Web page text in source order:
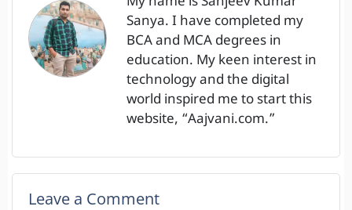
Sanya. I have completed my
BCA and MCA degrees in
education. My keen interest in
technology and the digital
world inspired me to start this
website, “Aajvani.com.”
Leave a Comment